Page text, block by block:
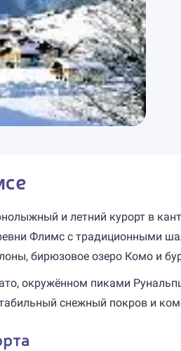
и летний курорт в
Флимс с традиционными
бирюзовое озеро Комо и
окружённом пиками
снежный покров и